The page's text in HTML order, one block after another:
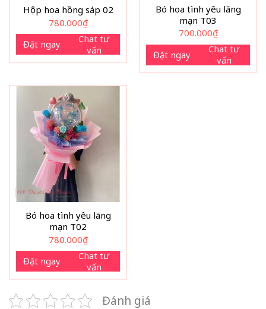
Hộp hoa hồng sáp 02
780.000₫
Đặt ngay
Chat tư
vấn
Bó hoa tình yêu lãng
mạn T03
700.000₫
Đặt ngay
Chat tư
vấn
Bó hoa tình yêu lãng
mạn T02
780.000₫
Đặt ngay
Chat tư
vấn
Đánh giá